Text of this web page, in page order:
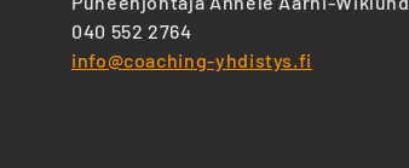
040 552 2764
info@coaching-yhdistys.fi